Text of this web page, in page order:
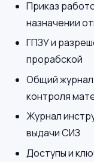
Приказ
назначении
ГПЗУ и
прорабской
Общий
контроля
Журнал
выдачи СИЗ
Доступы и